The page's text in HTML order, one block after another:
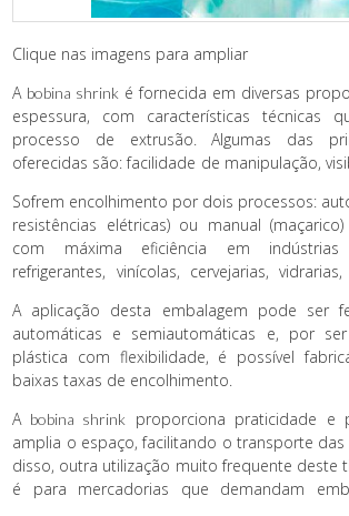
Clique nas imagens para ampliar
A bobina shrink é fornecida em diversas
espessura, com características técnicas
processo de extrusão. Algumas das
oferecidas são: facilidade de manipulação,
Sofrem encolhimento por dois processos:
resistências elétricas) ou manual
com máxima eficiência em indústrias
refrigerantes, vinícolas, cervejarias,
A aplicação desta embalagem pode ser
automáticas e semiautomáticas e, por
plástica com flexibilidade, é possível
baixas taxas de encolhimento.
A bobina shrink
proporciona praticidade e
amplia o espaço, facilitando o transporte das
disso, outra utilização muito frequente deste
é para mercadorias que demandam